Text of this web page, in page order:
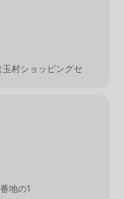
村ショッピングセ
地の1